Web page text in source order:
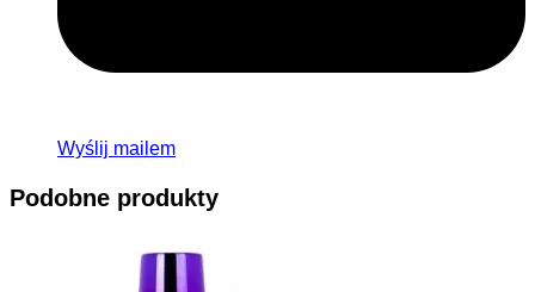
Wyślij mailem
Podobne produkty